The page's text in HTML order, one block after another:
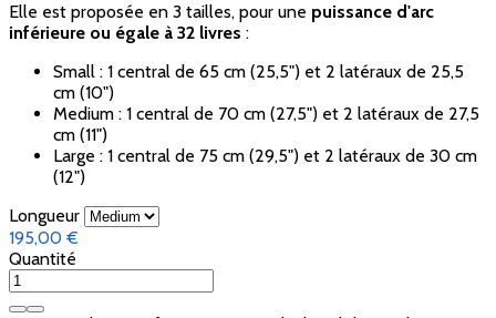
Elle est proposée en 3 tailles, pour une puissance d'arc
inférieure ou égale à 32 livres :
Small : 1 central de 65 cm (25,5") et 2 latéraux de 25,5
cm (10")
Medium : 1 central de 70 cm (27,5") et 2 latéraux de 27,5
cm (11")
Large : 1 central de 75 cm (29,5") et 2 latéraux de 30 cm
(12")
Longueur
195,00 €
Quantité